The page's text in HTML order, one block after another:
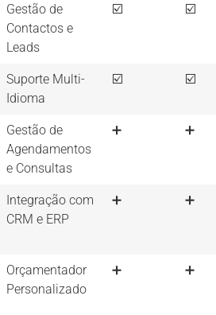
Gestão de
Contactos e
Leads
☑️ ☑️
Suporte Multi-
Idioma
☑️ ☑️
Gestão de
Agendamentos
e Consultas
➕ ➕
Integração com
CRM e ERP
➕ ➕
Orçamentador
Personalizado
➕ ➕